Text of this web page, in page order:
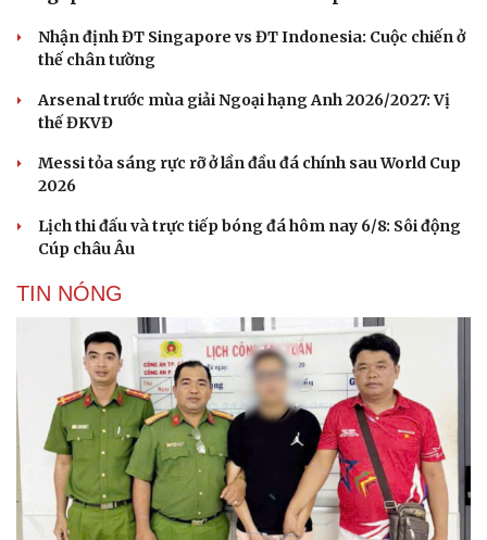
Du lịch
Tư vấn
Săn Tour
check-in
Podcast
Câu chuyện thời sự
Đọc truyện đêm khuya
Cửa sổ tình yêu
Kể chuyện cho bé
Nhận định ĐT Singapore vs ĐT Indonesia: Cuộc chiến ở
thế chân tường
Arsenal trước mùa giải Ngoại hạng Anh 2026/2027: Vị
thế ĐKVĐ
Messi tỏa sáng rực rỡ ở lần đầu đá chính sau World Cup
2026
Lịch thi đấu và trực tiếp bóng đá hôm nay 6/8: Sôi động
Cúp châu Âu
TIN NÓNG